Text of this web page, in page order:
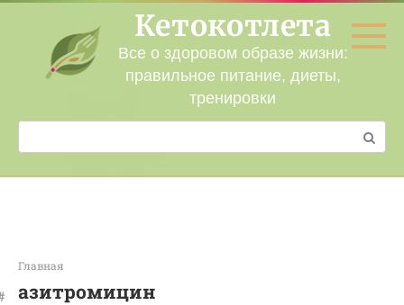
Перейти
контенту
Кетокотлета
Все о здоровом образе жизни:
правильное питание, диеты,
тренировки
Поиск:
Главная
азитромицин